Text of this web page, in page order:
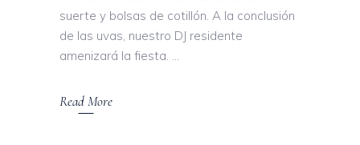
suerte y bolsas de cotillón. A la conclusión
de las uvas, nuestro DJ residente
amenizará la fiesta.
Read More